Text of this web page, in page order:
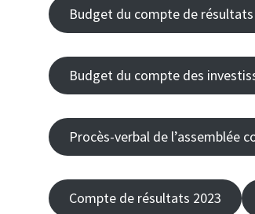
Budget du compte de
Budget du compte des
Procès-verbal de l’assemblée
Compte de résultats 2023